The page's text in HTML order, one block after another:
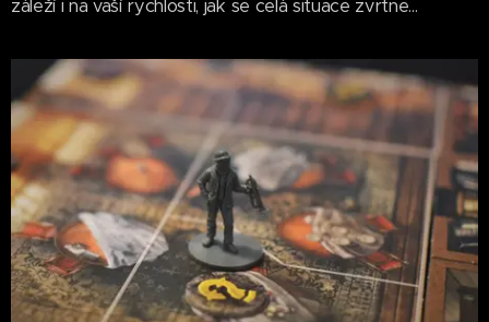
záleží i na vaší rychlosti, jak se celá situace zvrtne...